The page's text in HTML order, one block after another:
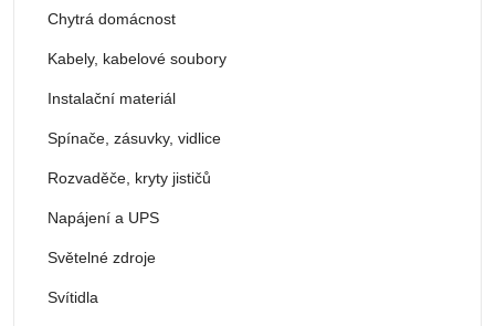
Chytrá domácnost
Kabely, kabelové soubory
Instalační materiál
Spínače, zásuvky, vidlice
Rozvaděče, kryty jističů
Napájení a UPS
Světelné zdroje
Svítidla